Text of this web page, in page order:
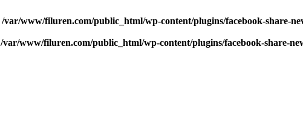
/var/www/filuren.com/public_html/wp-content/plugins/facebook-share-
/var/www/filuren.com/public_html/wp-content/plugins/facebook-share-